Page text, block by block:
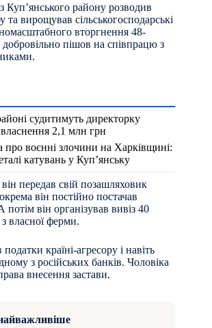
Куп’янського району розводив
та вирощував сільськогосподарські
вторгнення 48-
пішов на співпрацю з
судитимуть директорку
2,1 млн грн
про воєнні злочини на Харківщині:
катувань у Куп’янську
він передав свій позашляховик
він постійно постачав
він організував вивіз 40
власної ферми.
країні-агресору і навіть
з російських банків. Чоловіка
внесення застави.